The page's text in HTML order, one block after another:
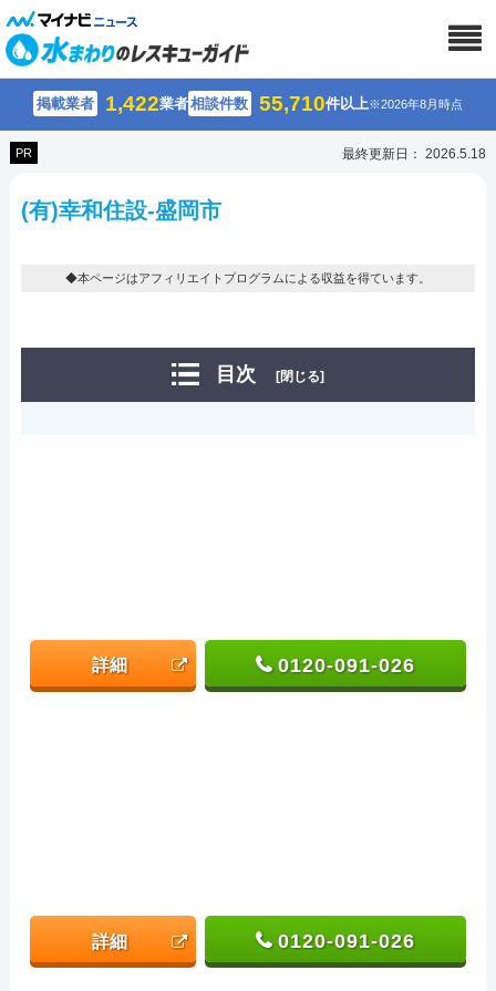
掲載業者 1,422業者相談件数 55,710件以上※2026年8月時点
PR 最終更新日： 2026.5.18
(有)幸和住設-盛岡市
◆本ページはアフィリエイトプログラムによる収益を得ています。
目次 [閉じる]
詳細 0120-091-026
詳細 0120-091-026